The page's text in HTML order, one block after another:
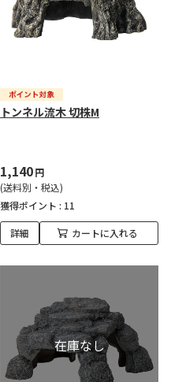
トンネル流木 切株M
1,140円
(送料別・税込)
獲得ポイント : 11
詳細 カートに入れる